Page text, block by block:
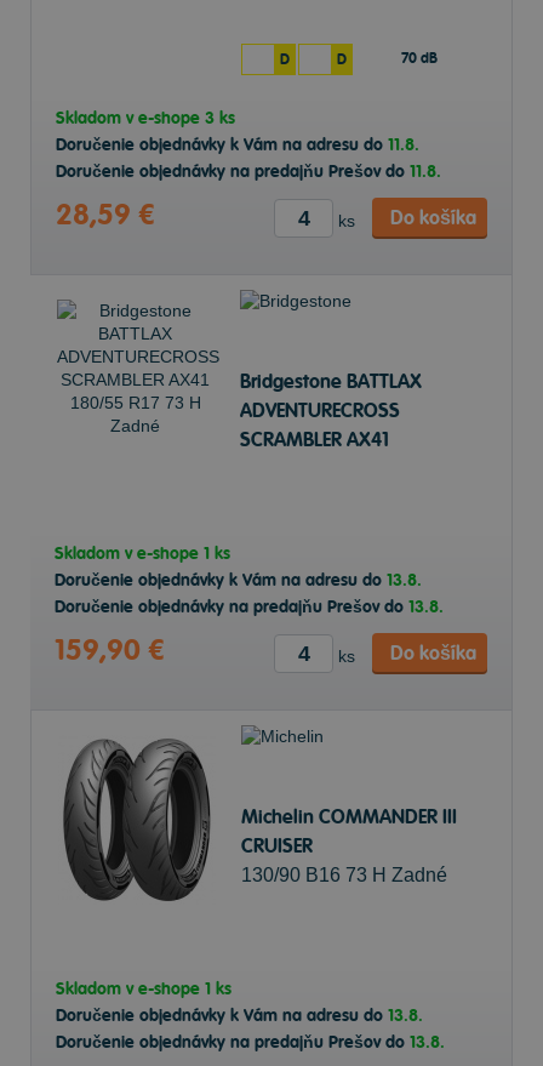
D D 70 dB
Skladom ve-shope 3 ks
Doručenie objednávky k Vám na adresu do 11.8.
Doručenie objednávky na predajňu Prešov do 11.8.
28,59 € ks Do košíka
Bridgestone BATTLAX
ADVENTURECROSS
SCRAMBLER AX41
Skladom ve-shope 1 ks
Doručenie objednávky k Vám na adresu do 13.8.
Doručenie objednávky na predajňu Prešov do 13.8.
159,90 € ks Do košíka
Michelin COMMANDER III
CRUISER
130/90 B16 73 H Zadné
Skladom ve-shope 1 ks
Doručenie objednávky k Vám na adresu do 13.8.
Doručenie objednávky na predajňu Prešov do 13.8.